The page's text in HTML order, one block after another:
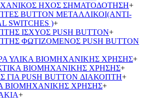
ΗΧΟΣ ΣΗΜΑΤΟΔΟΤΗΣΗ+
BUTTON ΜΕΤΑΛΛΙΚΟΙ(ANTI-
SWITCHES )+
ΙΣΧΥΟΣ PUSH BUTTON+
ΦΩΤΙΖΟΜΕΝΟΣ PUSH BUTTON
ΥΛΙΚΑ ΒΙΟΜΗΧΑΝΙΚΗΣ ΧΡΗΣΗΣ+
ΒΙΟΜΗΧΑΝΙΚΗΣ ΧΡΗΣΗΣ+
ΓΙΑ PUSH BUTTON ΔΙΑΚΟΠΤΗ+
ΒΙΟΜΗΧΑΝΙΚΗΣ ΧΡΗΣΗΣ+
+